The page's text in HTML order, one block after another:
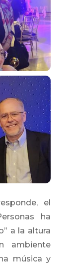
el
ha
a la altura
ambiente
música y